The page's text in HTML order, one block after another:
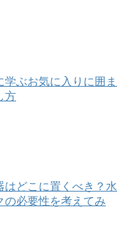
学ぶお気に入りに囲ま
方
はどこに置くべき？水
の必要性を考えてみ